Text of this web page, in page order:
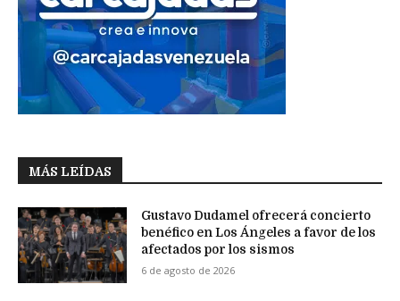
MÁS LEÍDAS
Gustavo Dudamel ofrecerá concierto
benéfico en Los Ángeles a favor de los
afectados por los sismos
6 de agosto de 2026